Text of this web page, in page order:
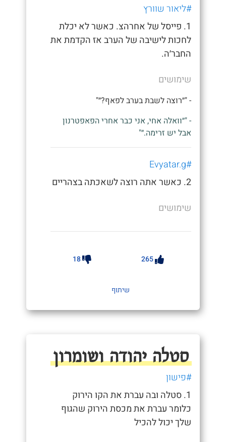
#ליאור שוורץ
1. פייסל של אחרהצ. כאשר לא יכלת
לחכות לישיבה של הערב אז הקדמת את
החבר׳ה.
שימושים
- "״רוצה לשבת בערב לפאף?״"
- "״וואלה אחי, אני כבר אחרי הפאפטרנון
אבל יש זרימה.״"
#Evyatar.g
2. כאשר אתה רוצה לשאכתה בצהריים
שימושים
265
18
שיתוף
סטלה יהודה ושומרון
#פישון
1. סטלה ובה עברת את הקו הירוק
כלומר עברת את מכסת הירוק שהגוף
שלך יכול להכיל